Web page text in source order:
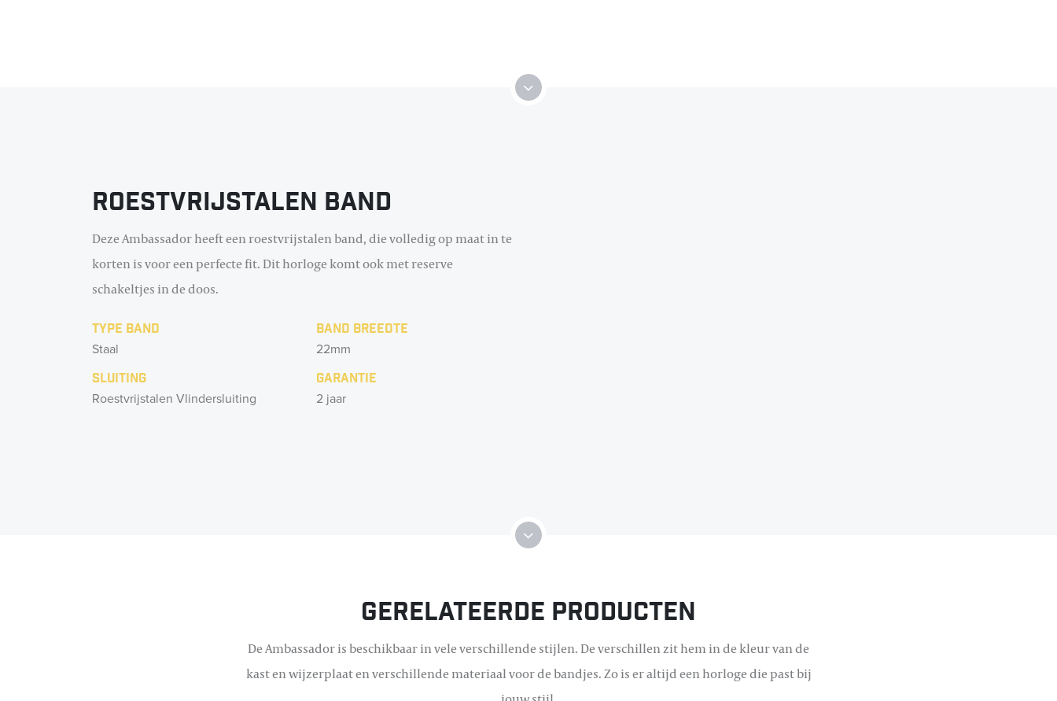
Roestvrijstalen band
Deze Ambassador heeft een roestvrijstalen band, die volledig op maat in te
korten is voor een perfecte fit. Dit horloge komt ook met reserve
schakeltjes in de doos.
Type band Band breedte
Staal 22mm
Sluiting Garantie
Roestvrijstalen Vlindersluiting 2 jaar
Gerelateerde producten
De Ambassador is beschikbaar in vele verschillende stijlen. De verschillen zit hem in de kleur van de
kast en wijzerplaat en verschillende materiaal voor de bandjes. Zo is er altijd een horloge die past bij